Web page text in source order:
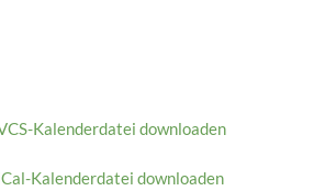
Kalenderdatei downloaden
Kalenderdatei downloaden